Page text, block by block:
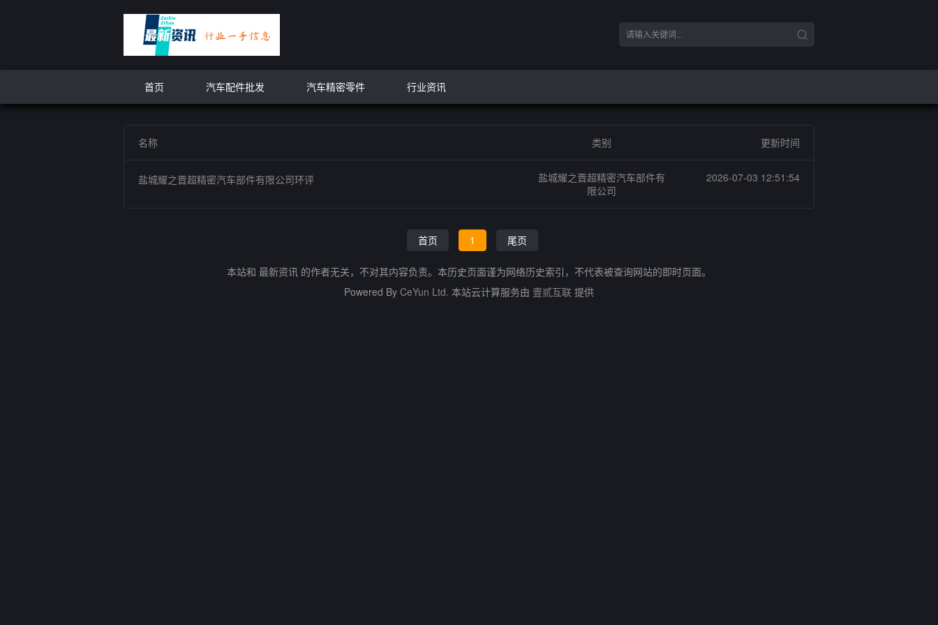
首页 汽车配件批发 汽车精密零件 行业资讯
名称 类别 更新时间
盐城耀之晋超精密汽车部件有限公司环评
盐城耀之晋超精密汽车部件有
限公司
2026-07-03 12:51:54
首页 1 尾页
本站和 最新资讯 的作者无关，不对其内容负责。本历史页面谨为网络历史索引，不代表被查询网站的即时页面。
Powered By CeYun Ltd. 本站云计算服务由 壹贰互联 提供